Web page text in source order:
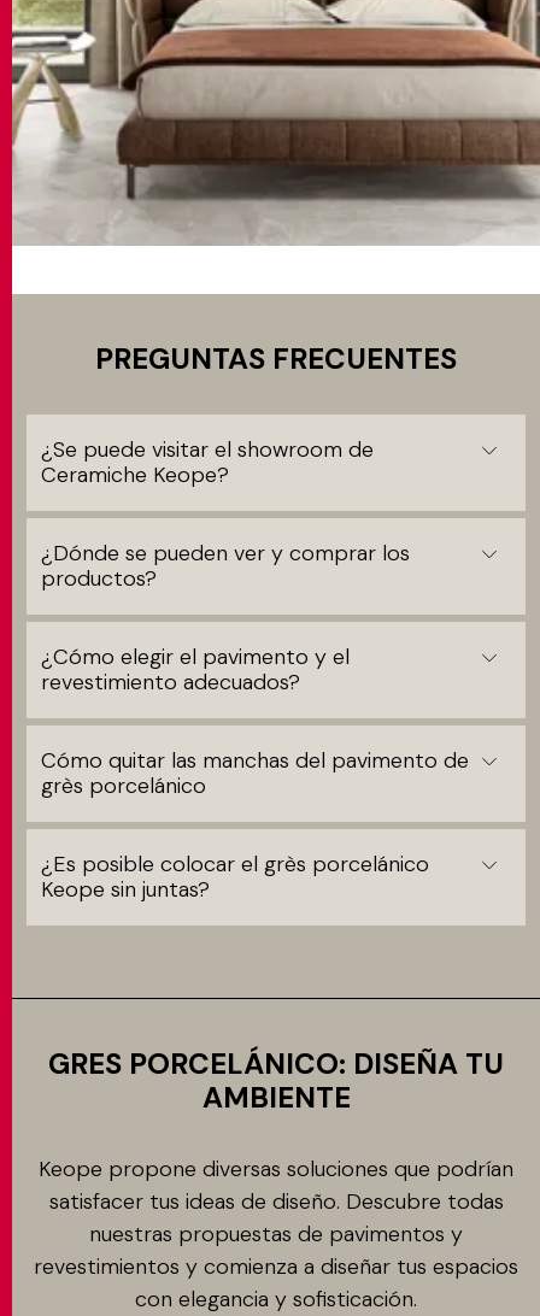
PREGUNTAS FRECUENTES
¿Se puede visitar el showroom de
Ceramiche Keope?
¿Dónde se pueden ver y comprar los
productos?
¿Cómo elegir el pavimento y el
revestimiento adecuados?
Cómo quitar las manchas del pavimento de
grès porcelánico
¿Es posible colocar el grès porcelánico
Keope sin juntas?
GRES PORCELÁNICO: DISEÑA TU
AMBIENTE
Keope propone diversas soluciones que podrían
satisfacer tus ideas de diseño. Descubre todas
nuestras propuestas de pavimentos y
revestimientos y comienza a diseñar tus espacios
con elegancia y sofisticación.